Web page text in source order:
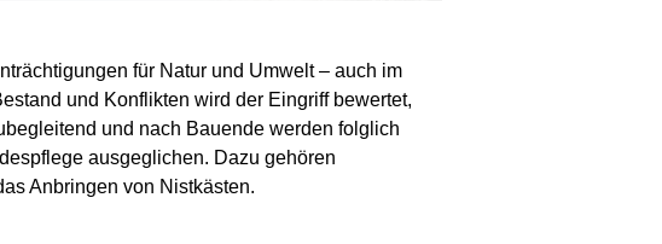
für Natur und Umwelt – auch im
und Konflikten wird der Eingriff bewertet,
und nach Bauende werden folglich
ausgeglichen. Dazu gehören
Anbringen von Nistkästen.